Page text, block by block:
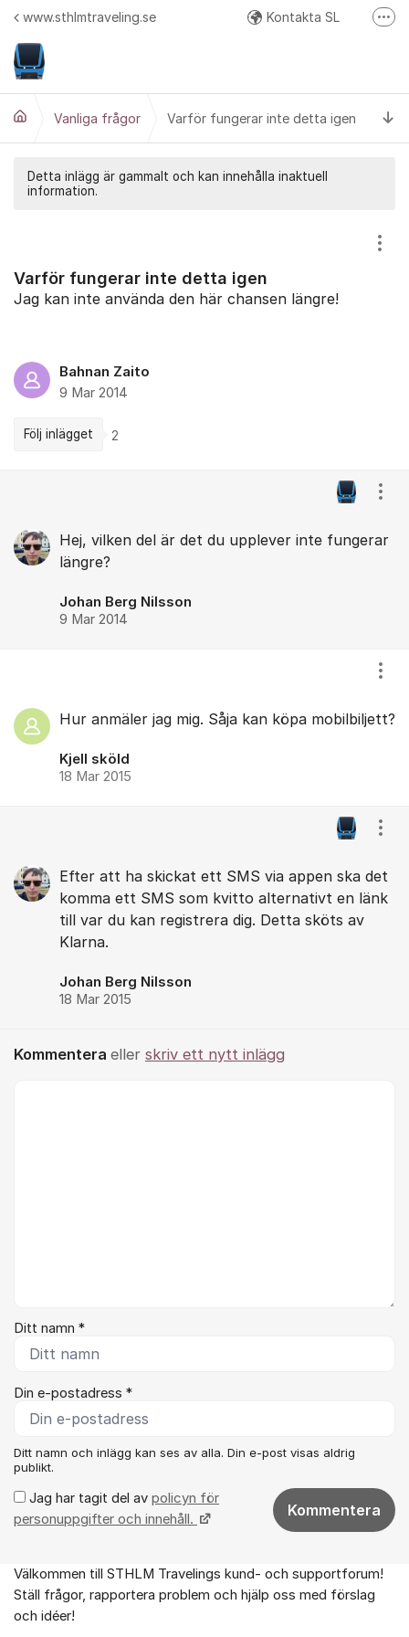
Hoppa till innehåll
www.sthlmtraveling.se Kontakta SL
Google+ (diskussion och beta test av nya versioner)
Vanliga frågor Varför fungerar inte detta igen
Detta inlägg är gammalt och kan innehålla inaktuell
information.
Varför fungerar inte detta igen
Jag kan inte använda den här chansen längre!
Bahnan Zaito
9 Mar 2014
Följ inlägget 2
Hej, vilken del är det du upplever inte fungerar
längre?
Johan Berg Nilsson
9 Mar 2014
Hur anmäler jag mig. Såja kan köpa mobilbiljett?
Kjell sköld
18 Mar 2015
Efter att ha skickat ett SMS via appen ska det
komma ett SMS som kvitto alternativt en länk
till var du kan registrera dig. Detta sköts av
Klarna.
Johan Berg Nilsson
18 Mar 2015
Kommentera eller skriv ett nytt inlägg
Ditt namn *
Din e-postadress *
Ditt namn och inlägg kan ses av alla. Din e-post visas aldrig
publikt.
Jag har tagit del av policyn för
personuppgifter och innehåll.
Kommentera
Om forumet
Välkommen till STHLM Travelings kund- och supportforum!
Ställ frågor, rapportera problem och hjälp oss med förslag
och idéer!